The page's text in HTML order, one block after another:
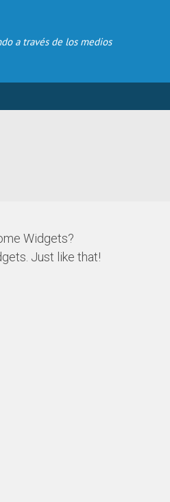
a través de los medios
Widgets?
Just like that!